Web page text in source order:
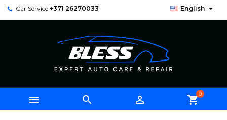
Car Service +371 26270033 English 
   shopping_cart0